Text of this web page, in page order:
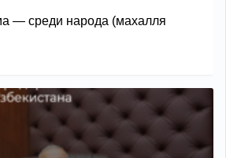
— среди народа (махалля